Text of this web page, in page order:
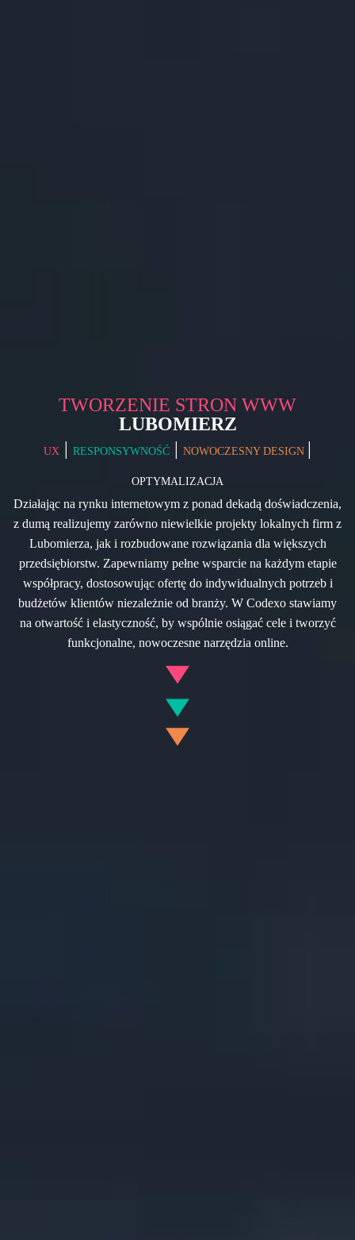
TWORZENIE STRON WWW
LUBOMIERZ
UX | RESPONSYWNOŚĆ | NOWOCZESNY DESIGN |
OPTYMALIZACJA
Działając na rynku internetowym z ponad dekadą doświadczenia,
z dumą realizujemy zarówno niewielkie projekty lokalnych firm z
Lubomierza, jak i rozbudowane rozwiązania dla większych
przedsiębiorstw. Zapewniamy pełne wsparcie na każdym etapie
współpracy, dostosowując ofertę do indywidualnych potrzeb i
budżetów klientów niezależnie od branży. W Codexo stawiamy
na otwartość i elastyczność, by wspólnie osiągać cele i tworzyć
funkcjonalne, nowoczesne narzędzia online.